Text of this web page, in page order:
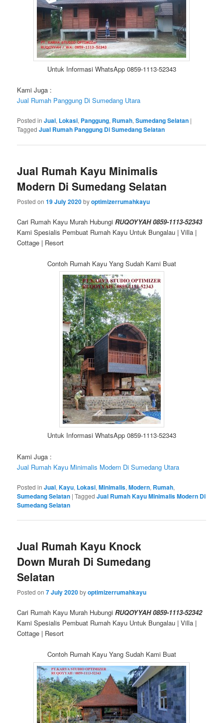
Untuk Informasi WhatsApp 0859-1113-52343
Kami Juga :
Jual Rumah Panggung Di Sumedang Utara
Posted in Jual, Lokasi, Panggung, Rumah,Sumedang Selatan |
Tagged Jual Rumah Panggung Di Sumedang Selatan
Jual Rumah Kayu Minimalis
Modern Di Sumedang Selatan
Posted on19 July 2020byoptimizerrumahkayu
Cari Rumah Kayu Murah Hubungi RUQOYYAH 0859-1113-52343
Kami Spesialis Pembuat Rumah Kayu Untuk Bungalau | Villa |
Cottage | Resort
Contoh Rumah Kayu Yang Sudah Kami Buat
Untuk Informasi WhatsApp 0859-1113-52343
Kami Juga :
Jual Rumah Kayu Minimalis Modern Di Sumedang Utara
Posted in Jual,Kayu, Lokasi,Minimalis,Modern, Rumah,
Sumedang Selatan |Tagged Jual Rumah Kayu Minimalis Modern Di
Sumedang Selatan
Jual Rumah Kayu Knock
Down Murah Di Sumedang
Selatan
Posted on7 July 2020byoptimizerrumahkayu
Cari Rumah Kayu Murah HubungiRUQOYYAH 0859-1113-52342
Kami Spesialis Pembuat Rumah Kayu Untuk Bungalau | Villa |
Cottage | Resort
Contoh Rumah Kayu Yang Sudah Kami Buat